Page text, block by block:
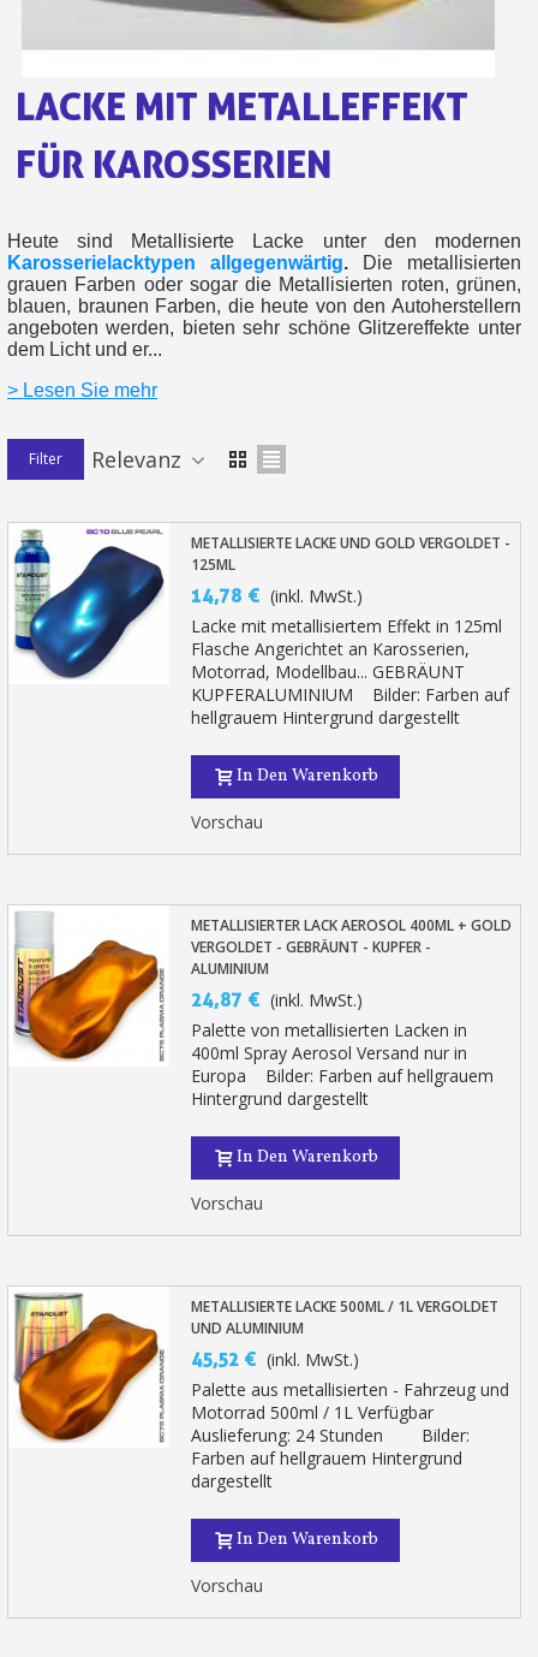
Ihr Online-Angebot
Sammeln Sie mit
Zahlung in 4x gebührenfrei
Teilen Sie Ihre Kreationen und
Sammeln Sie mit jeder
Rücksendung von
Rabatt von 5€ auf
10€ Einkaufsgutschein
Sammeln Sie mit jeder
Rücksendung von
10€ Einkaufsgutschein
LACKE MIT METALLEFFEKT
FÜR KAROSSERIEN
Heute sind Metallisierte Lacke unter den modernen
Karosserielacktypen allgegenwärtig.Die metallisierten
grauen Farben oder sogar die Metallisierten roten, grünen,
blauen, braunen Farben, die heute von den Autoherstellern
angeboten werden, bieten sehr schöne Glitzereffekte unter
dem Licht und er...
> Lesen Sie mehr
Filter Relevanz
METALLISIERTE LACKE UND GOLD VERGOLDET -
125ML
14,78 € (inkl. MwSt.)
Lacke mit metallisiertem Effekt in 125ml
Flasche Angerichtet an Karosserien,
Motorrad, Modellbau... GEBRÄUNT
KUPFERALUMINIUM Bilder: Farben auf
hellgrauem Hintergrund dargestellt
In Den Warenkorb
Vorschau
METALLISIERTER LACK AEROSOL 400ML + GOLD
VERGOLDET - GEBRÄUNT - KUPFER -
ALUMINIUM
24,87 € (inkl. MwSt.)
Palette von metallisierten Lacken in
400ml Spray Aerosol Versand nur in
Europa Bilder: Farben auf hellgrauem
Hintergrund dargestellt
In Den Warenkorb
Vorschau
METALLISIERTE LACKE 500ML / 1L VERGOLDET
UND ALUMINIUM
45,52 € (inkl. MwSt.)
Palette aus metallisierten - Fahrzeug und
Motorrad 500ml / 1L Verfügbar
Auslieferung: 24 Stunden Bilder:
Farben auf hellgrauem Hintergrund
dargestellt
In Den Warenkorb
Vorschau